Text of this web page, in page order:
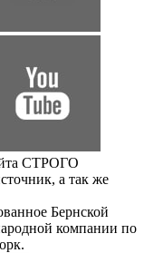
СТРОГО
а так же
Бернской
компании по